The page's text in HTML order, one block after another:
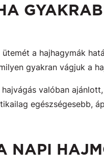
a hajhagymák
gyakran vágjuk a
valóban
egészségesebb,
NAPI